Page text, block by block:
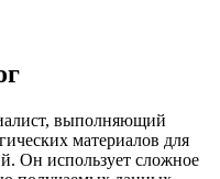
выполняющий
материалов для
Он использует сложное